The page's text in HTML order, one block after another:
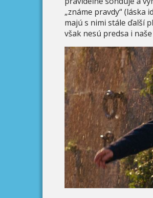
„známe pravdy“ (láska
majú s nimi stále ďalší
však nesú predsa i